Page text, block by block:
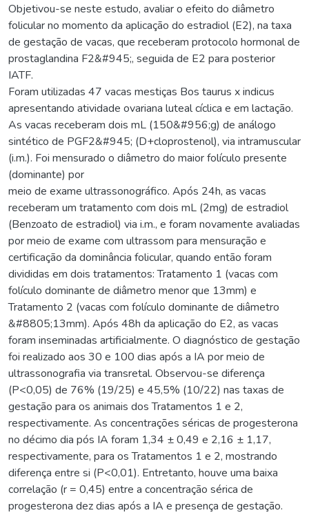
Objetivou-se neste estudo, avaliar o efeito do diâmetro
folicular no momento da aplicação do estradiol (E2), na taxa
de gestação de vacas, que receberam protocolo hormonal de
prostaglandina F2&#945;, seguida de E2 para posterior
IATF.
Foram utilizadas 47 vacas mestiças Bos taurus x indicus
apresentando atividade ovariana luteal cíclica e em lactação.
As vacas receberam dois mL (150&#956;g) de análogo
sintético de PGF2&#945; (D+cloprostenol), via intramuscular
(i.m.). Foi mensurado o diâmetro do maior folículo presente
(dominante) por
meio de exame ultrassonográfico. Após 24h, as vacas
receberam um tratamento com dois mL (2mg) de estradiol
(Benzoato de estradiol) via i.m., e foram novamente avaliadas
por meio de exame com ultrassom para mensuração e
certificação da dominância folicular, quando então foram
divididas em dois tratamentos: Tratamento 1 (vacas com
folículo dominante de diâmetro menor que 13mm) e
Tratamento 2 (vacas com folículo dominante de diâmetro
&#8805;13mm). Após 48h da aplicação do E2, as vacas
foram inseminadas artificialmente. O diagnóstico de gestação
foi realizado aos 30 e 100 dias após a IA por meio de
ultrassonografia via transretal. Observou-se diferença
(P<0,05) de 76% (19/25) e 45,5% (10/22) nas taxas de
gestação para os animais dos Tratamentos 1 e 2,
respectivamente. As concentrações séricas de progesterona
no décimo dia pós IA foram 1,34 ± 0,49 e 2,16 ± 1,17,
respectivamente, para os Tratamentos 1 e 2, mostrando
diferença entre si (P<0,01). Entretanto, houve uma baixa
correlação (r = 0,45) entre a concentração sérica de
progesterona dez dias após a IA e presença de gestação.